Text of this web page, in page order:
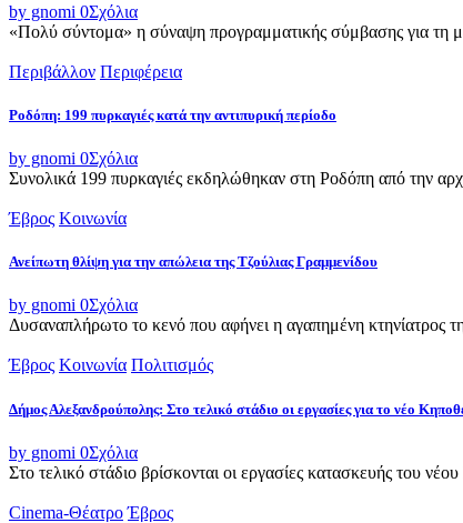
by gnomi 0Σχόλια
«Πολύ σύντομα» η σύναψη προγραμματικής σύμβασης για τη
Περιβάλλον Περιφέρεια
Ροδόπη: 199 πυρκαγιές κατά την αντιπυρική περίοδο
by gnomi 0Σχόλια
Συνολικά 199 πυρκαγιές εκδηλώθηκαν στη Ροδόπη από την
Έβρος Κοινωνία
Ανείπωτη θλίψη για την απώλεια της Τζούλιας Γραμμενίδου
by gnomi 0Σχόλια
Δυσαναπλήρωτο το κενό που αφήνει η αγαπημένη κτηνίατρος
Έβρος Κοινωνία Πολιτισμός
Δήμος Αλεξανδρούπολης: Στο τελικό στάδιο οι εργασίες για το νέο
by gnomi 0Σχόλια
Στο τελικό στάδιο βρίσκονται οι εργασίες κατασκευής
Cinema-Θέατρο Έβρος